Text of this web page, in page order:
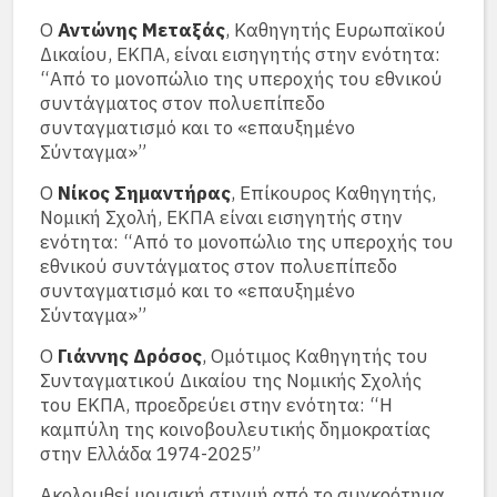
Ο Αντώνης Μεταξάς, Καθηγητής Ευρωπαϊκού
Δικαίου, ΕΚΠΑ, είναι εισηγητής στην ενότητα:
“Από το μονοπώλιο της υπεροχής του εθνικού
συντάγματος στον πολυεπίπεδο
συνταγματισμό και το «επαυξημένο
Σύνταγμα»”
Ο Νίκος Σημαντήρας, Επίκουρος Καθηγητής,
Νομική Σχολή, ΕΚΠΑ είναι εισηγητής στην
ενότητα: “Από το μονοπώλιο της υπεροχής του
εθνικού συντάγματος στον πολυεπίπεδο
συνταγματισμό και το «επαυξημένο
Σύνταγμα»”
Ο Γιάννης Δρόσος, Ομότιμος Καθηγητής του
Συνταγματικού Δικαίου της Νομικής Σχολής
του ΕΚΠΑ, προεδρεύει στην ενότητα: “Η
καμπύλη της κοινοβουλευτικής δημοκρατίας
στην Ελλάδα 1974-2025”